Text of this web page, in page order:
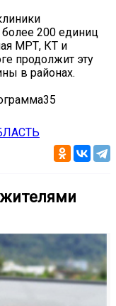
более 200 единиц
МРТ, КТ и
продолжит эту
в районах.